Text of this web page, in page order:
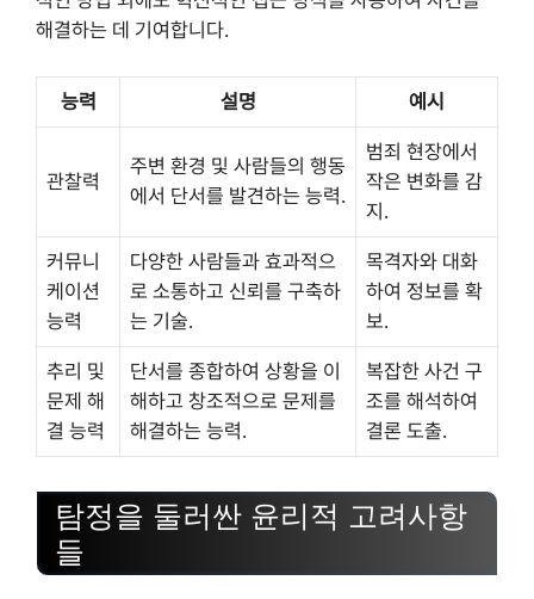
해결하는 데 기여합니다.
능력 설명 예시
관찰력
주변 환경 및 사람들의 행동
에서 단서를 발견하는 능력.
범죄 현장에서
작은 변화를 감
지.
커뮤니
케이션
능력
다양한 사람들과 효과적으
로 소통하고 신뢰를 구축하
는 기술.
목격자와 대화
하여 정보를 확
보.
추리 및
문제 해
결 능력
단서를 종합하여 상황을 이
해하고 창조적으로 문제를
해결하는 능력.
복잡한 사건 구
조를 해석하여
결론 도출.
탐정을 둘러싼 윤리적 고려사항
들